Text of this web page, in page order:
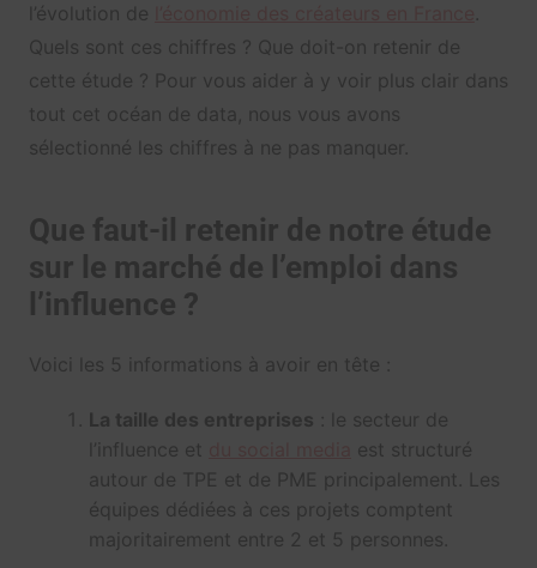
l’évolution de
Quels sont ces chiffres ? Que doit-on retenir de
cette étude ? Pour vous aider à y voir plus clair dans
tout cet océan de data, nous vous avons
sélectionné les chiffres à ne pas manquer.
Que faut-il retenir de notre étude
sur le marché de l’emploi dans
l’influence ?
Voici les 5 informations à avoir en tête :
La taille des entreprises : le secteur de
l’influence et
est structuré
autour de TPE et de PME principalement. Les
équipes dédiées à ces projets comptent
majoritairement entre 2 et 5 personnes.